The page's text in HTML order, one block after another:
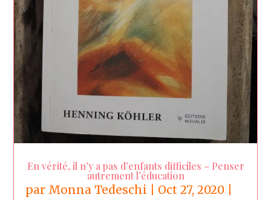
En vérité, il n’y a pas d’enfants difficiles – Penser
autrement l’éducation
par Monna Tedeschi Oct 27, 2020